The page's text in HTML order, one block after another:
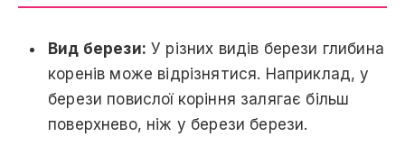
Вид берези: У різних видів берези глибина
коренів може відрізнятися. Наприклад, у
берези повислої коріння залягає більш
поверхнево, ніж у берези берези.